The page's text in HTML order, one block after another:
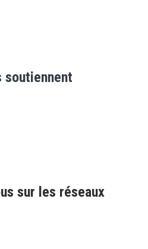
soutiennent
sur les réseaux